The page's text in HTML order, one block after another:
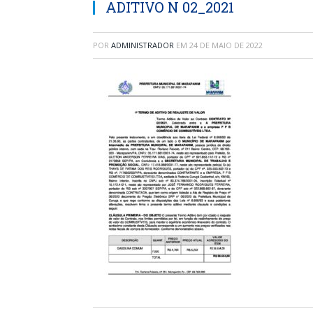
ADITIVO N 02_2021
POR ADMINISTRADOR EM 24 DE MAIO DE 2022